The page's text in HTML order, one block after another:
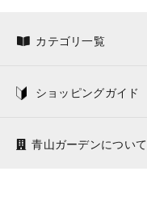
カテゴリ一覧
ショッピングガイド
青山ガーデンについて